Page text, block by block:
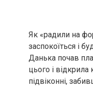
Як «радили на
заспокоїться і
Данька почав
цього і відкрила
підвіконні,